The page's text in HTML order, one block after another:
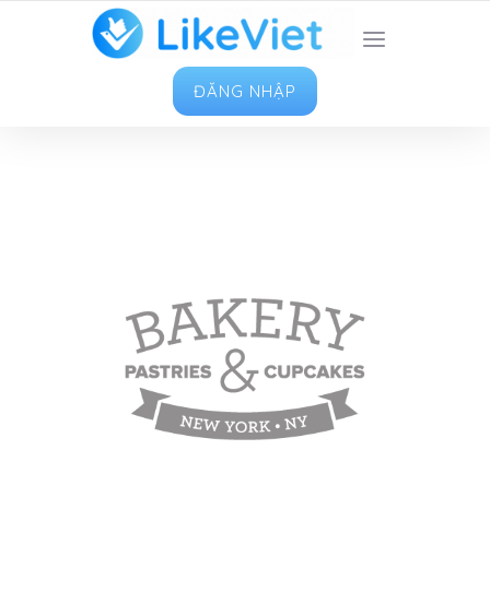
TOP 1 ỨNG DỤNG TĂNG LIKE HAY NHẤT VIỆT
NAM
ĐĂNG NHẬP